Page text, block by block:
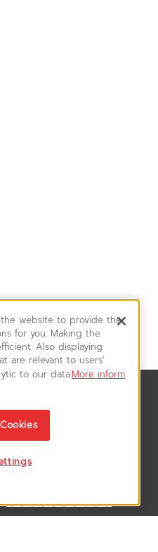
ค้าราคาพิเศษ ได้ก่อนใคร
the website to provide the
for you. Making the
Also displaying
are relevant to users'
to our data.More inform